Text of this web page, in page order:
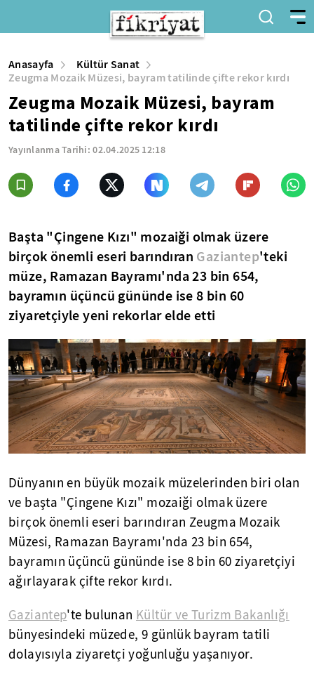
Anasayfa
Kültür Sanat
Zeugma Mozaik Müzesi, bayram tatilinde çifte rekor kırdı
Zeugma Mozaik Müzesi, bayram
tatilinde çifte rekor kırdı
Yayınlanma Tarihi:02.04.2025 12:18
Başta "Çingene Kızı" mozaiği olmak üzere
birçok önemli eseri barındıran Gaziantep'teki
müze, Ramazan Bayramı'nda 23 bin 654,
bayramın üçüncü gününde ise 8 bin 60
ziyaretçiyle yeni rekorlar elde etti
Dünyanın en büyük mozaik müzelerinden biri olan
ve başta "Çingene Kızı" mozaiği olmak üzere
birçok önemli eseri barındıran Zeugma Mozaik
Müzesi, Ramazan Bayramı'nda 23 bin 654,
bayramın üçüncü gününde ise 8 bin 60 ziyaretçiyi
ağırlayarak çifte rekor kırdı.
Gaziantep'te bulunan Kültür ve Turizm Bakanlığı
bünyesindeki müzede, 9 günlük bayram tatili
dolayısıyla ziyaretçi yoğunluğu yaşanıyor.